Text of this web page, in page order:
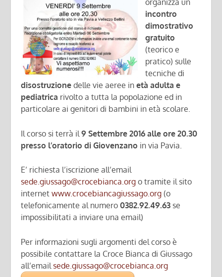
organizza un
incontro
dimostrativo
gratuito
(teorico e
pratico) sulle
tecniche di
disostruzione delle vie aeree inetà adulta e
pediatrica rivolto a tutta la popolazione ed in
particolare ai genitori di bambini in età scolare.
Il corso si terrà il9 Settembre 2016 alle ore 20.30
presso l’oratorio di Giovenzano in via Pavia.
E’ richiesta l’iscrizione all’email
sede.giussago@crocebianca.org o tramite il sito
internetwww.crocebiancagiussago.org (o
telefonicamente al numero0382.92.49.63 se
impossibilitati a inviare una email)
Per informazioni sugli argomenti del corso è
possibile contattare la Croce Bianca di Giussago
all’emailsede.giussago@crocebianca.org